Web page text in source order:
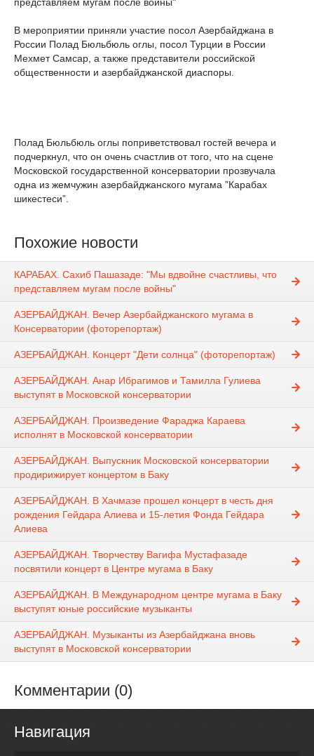
В мероприятии приняли участие посол Азербайджана в
России Полад Бюльбюль оглы, посол Турции в России
Мехмет Самсар, а также представители российской
общественности и азербайджанской диаспоры.
Полад Бюльбюль оглы поприветствовал гостей вечера и
подчеркнул, что он очень счастлив от того, что на сцене
Московской государственной консерватории прозвучала
одна из жемчужин азербайджанского мугама ”Карабах
шикестеси”.
Похожие новости
КАРАБАХ. Сахиб Пашазаде: "Мы вдвойне счастливы, что
представляем мугам после войны"
АЗЕРБАЙДЖАН. Вечер Азербайджанского мугама в
Консерватории (фоторепортаж)
АЗЕРБАЙДЖАН. Концерт "Дети солнца" (фоторепортаж)
АЗЕРБАЙДЖАН. Анар Ибрагимов и Тамилла Гулиева
выступят в Московской консерватории
АЗЕРБАЙДЖАН. Произведение Фараджа Караева
исполнят в Московской консерватории
АЗЕРБАЙДЖАН. Выпускник Московской консерватории
продирижирует концертом в Баку
АЗЕРБАЙДЖАН. В Хачмазе прошел концерт в честь дня
рождения Гейдара Алиева и 15-летия Фонда Гейдара
Алиева
АЗЕРБАЙДЖАН. Творчеству Вагифа Мустафазаде
посвятили концерт в Центре мугама в Баку
АЗЕРБАЙДЖАН. В Международном центре мугама в Баку
выступят юные российские музыканты
АЗЕРБАЙДЖАН. Музыканты из Азербайджана вновь
выступят в Московской консерватории
Комментарии (0)
Навигация